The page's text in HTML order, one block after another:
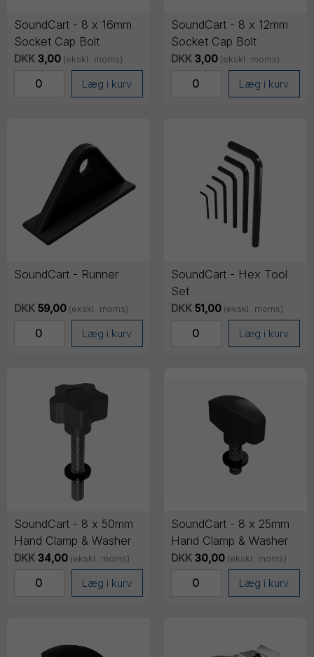
SoundCart - 8 x 16mm
Socket Cap Bolt
DKK 3,00 (ekskl. moms)
Læg i kurv
SoundCart - 8 x 12mm
Socket Cap Bolt
DKK 3,00 (ekskl. moms)
Læg i kurv
SoundCart - Runner
DKK 59,00 (ekskl. moms)
Læg i kurv
SoundCart - Hex Tool
Set
DKK 51,00 (ekskl. moms)
Læg i kurv
SoundCart - 8 x 50mm
Hand Clamp & Washer
DKK 34,00 (ekskl. moms)
Læg i kurv
SoundCart - 8 x 25mm
Hand Clamp & Washer
DKK 30,00 (ekskl. moms)
Læg i kurv